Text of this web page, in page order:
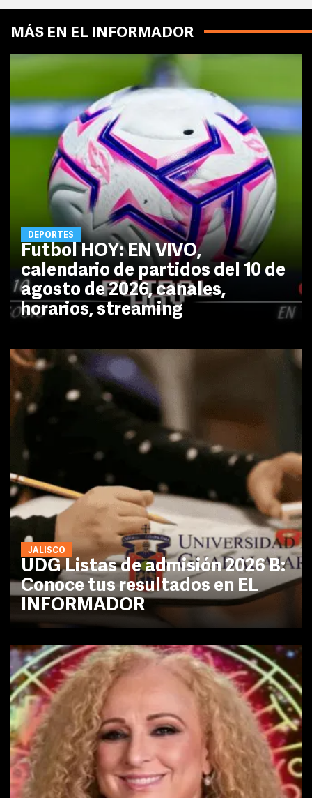
MÁS EN EL INFORMADOR
DEPORTES
Futbol HOY: EN VIVO,
calendario de partidos del 10 de
agosto de 2026, canales,
horarios, streaming
JALISCO
UDG Listas de admisión 2026 B:
Conoce tus resultados en EL
INFORMADOR